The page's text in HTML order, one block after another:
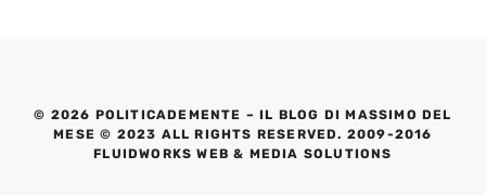
© 2026 POLITICADEMENTE – IL BLOG DI MASSIMO DEL
MESE © 2023 ALL RIGHTS RESERVED. 2009-2016
FLUIDWORKS WEB & MEDIA SOLUTIONS